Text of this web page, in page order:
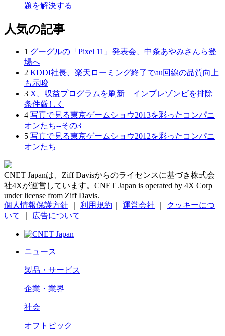
題を解決する
人気の記事
1 グーグルの「Pixel 11」発表会、中条あやみさんら登
場へ
2 KDDI社長、楽天ローミング終了でau回線の品質向上
も示唆
3 X、収益プログラムを刷新 インプレゾンビを排除
条件厳しく
4 写真で見る東京ゲームショウ2013を彩ったコンパニ
オンたち--その3
5 写真で見る東京ゲームショウ2012を彩ったコンパニ
オンたち
CNET Japanは、Ziff Davisからのライセンスに基づき株式会
社4Xが運営しています。CNET Japan is operated by 4X Corp
under license from Ziff Davis.
個人情報保護方針
利用規約 運営会社
クッキーにつ
いて
広告について
ニュース
製品・サービス
企業・業界
社会
オフトピック